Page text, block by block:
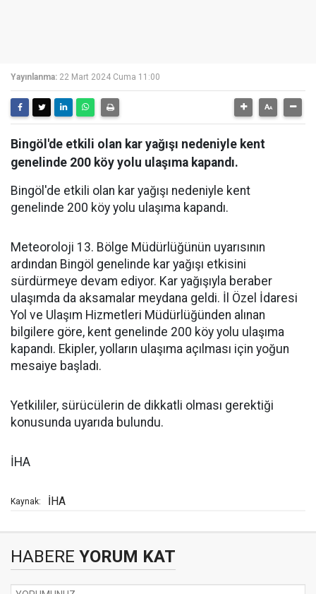
Yayınlanma: 22 Mart 2024 Cuma 11:00
Bingöl'de etkili olan kar yağışı nedeniyle kent
genelinde 200 köy yolu ulaşıma kapandı.
Bingöl'de etkili olan kar yağışı nedeniyle kent
genelinde 200 köy yolu ulaşıma kapandı.
Meteoroloji 13. Bölge Müdürlüğünün uyarısının
ardından Bingöl genelinde kar yağışı etkisini
sürdürmeye devam ediyor. Kar yağışıyla beraber
ulaşımda da aksamalar meydana geldi. İl Özel İdaresi
Yol ve Ulaşım Hizmetleri Müdürlüğünden alınan
bilgilere göre, kent genelinde 200 köy yolu ulaşıma
kapandı. Ekipler, yolların ulaşıma açılması için yoğun
mesaiye başladı.
Yetkililer, sürücülerin de dikkatli olması gerektiği
konusunda uyarıda bulundu.
İHA
Kaynak: İHA
HABERE YORUM KAT